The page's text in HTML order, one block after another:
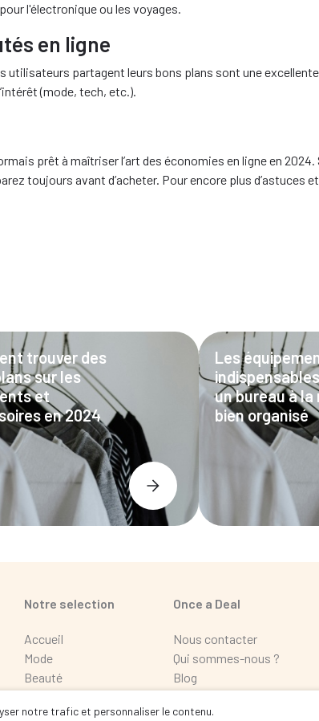
l'électronique ou les voyages.
en ligne
utilisateurs partagent leurs bons plans sont une
(mode, tech, etc.).
prêt à maîtriser l’art des économies en ligne en
toujours avant d’acheter. Pour encore plus d’astuces
trouver des
sur les
et
en 2024
Les
un bureau à la
bien organisé
notre trafic et personnaliser le contenu.
Notre selection
Accueil
Mode
Beauté
Loisir
Once a Deal
Nous contacter
Qui sommes-nous ?
Blog